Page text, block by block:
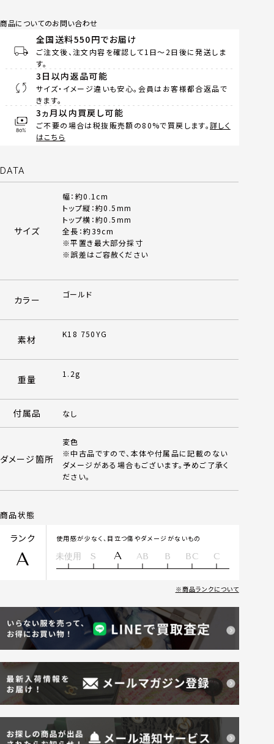
商品についてのお問い合わせ
全国送料550円でお届け
ご注文後、注文内容を確認して1日～2日後に発送しま
す。
3日以内返品可能
サイズ・イメージ違いも安心。会員はお客様都合返品で
きます。
3ヵ月以内買戻し可能
ご不要の場合は税抜販売額の80%で買戻します。詳しく
はこちら
DATA
サイズ
幅：約0.1cm
トップ縦：約0.5mm
トップ横：約0.5mm
全長：約39cm
※平置き最大部分採寸
※誤差はご容赦ください
カラー ゴールド
素材 K18 750YG
重量 1.2g
付属品 なし
ダメージ箇所
変色
※中古品ですので、本体や付属品に記載のない
ダメージがある場合もございます。予めご了承く
ださい。
商品状態
ランク
A
使用感が少なく、目立つ傷やダメージがないもの
未使用 S A AB B BC C
商品ランクについて